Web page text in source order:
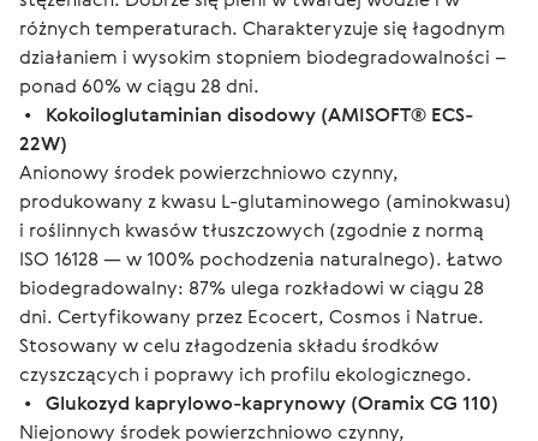
różnych temperaturach. Charakteryzuje się łagodnym
działaniem i wysokim stopniem biodegradowalności –
ponad 60% w ciągu 28 dni.
• Kokoiloglutaminian disodowy (AMISOFT® ECS-
22W)
Anionowy środek powierzchniowo czynny,
produkowany z kwasu L-glutaminowego (aminokwasu)
i roślinnych kwasów tłuszczowych (zgodnie z normą
ISO 16128 — w 100% pochodzenia naturalnego). Łatwo
biodegradowalny: 87% ulega rozkładowi w ciągu 28
dni. Certyfikowany przez Ecocert, Cosmos i Natrue.
Stosowany w celu złagodzenia składu środków
czyszczących i poprawy ich profilu ekologicznego.
• Glukozyd kaprylowo-kaprynowy (Oramix CG 110)
Niejonowy środek powierzchniowo czynny,